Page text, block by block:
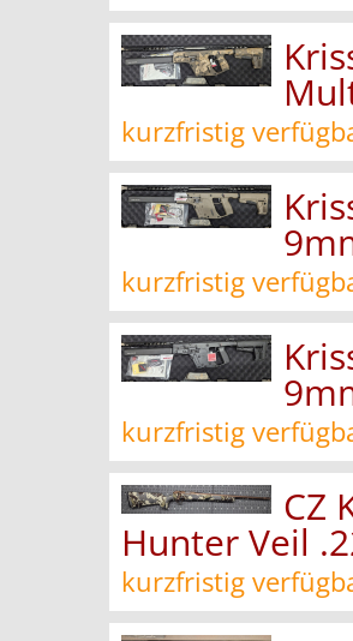
kurzfristig
kurzfristig
kurzfristig
CZ
Hunter Veil
kurzfristig